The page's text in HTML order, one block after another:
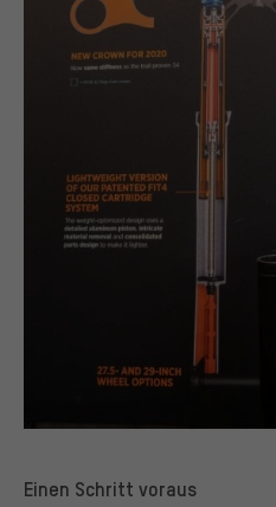
Einen Schritt voraus